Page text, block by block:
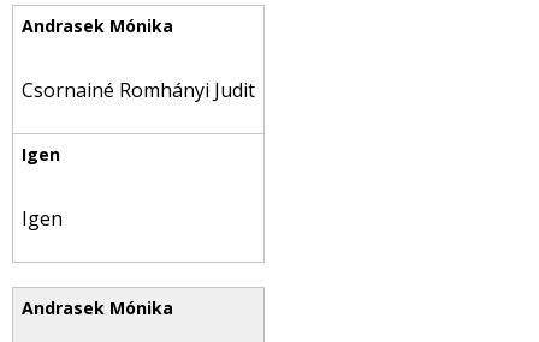
Csornainé Romhányi Judit
Igen